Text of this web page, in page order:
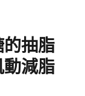
抽脂
減脂